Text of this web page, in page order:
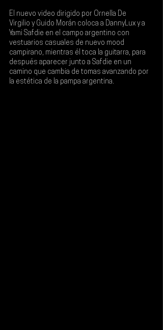
El nuevo video dirigido por Ornella De
Virgilio y Guido Morán coloca a DannyLux y a
Yami Safdie en el campo argentino con
vestuarios casuales de nuevo mood
campirano, mientras él toca la guitarra, para
después aparecer junto a Safdie en un
camino que cambia de tomas avanzando por
la estética de la pampa argentina.